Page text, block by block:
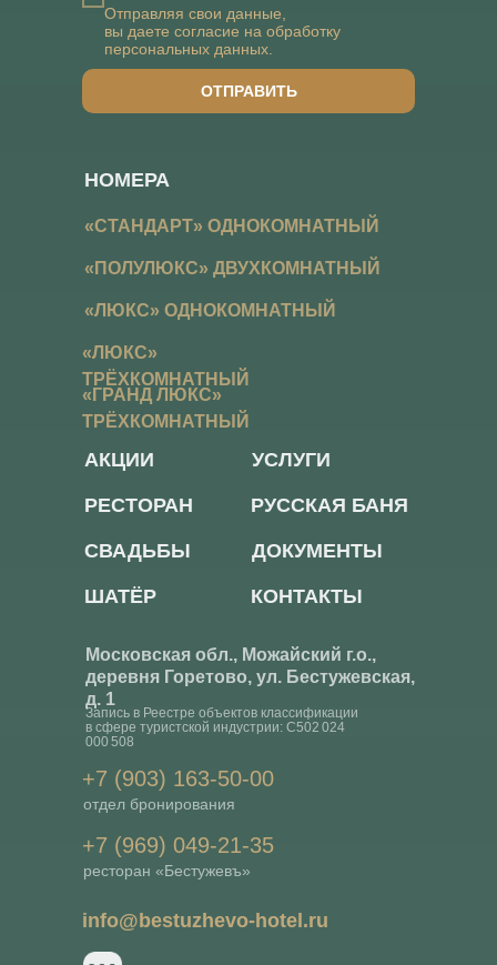
НОМЕРА
АКЦИИ УСЛУГИ
РЕСТОРАН РУССКАЯ БАНЯ
СВАДЬБЫ
ШАТЁР
ДОКУМЕНТЫ
КОНТАКТЫ
Московская обл., Можайский г.о.,
деревня Горетово, ул. Бестужевская,
д. 1
+7 (903) 163-50-00
+7 (969) 049-21-35
info@bestuzhevo-hotel.ru
«СТАНДАРТ» ОДНОКОМНАТНЫЙ
«ПОЛУЛЮКС» ДВУХКОМНАТНЫЙ
«ЛЮКС» ОДНОКОМНАТНЫЙ
«ЛЮКС»
ТРЁХКОМНАТНЫЙ
«ГРАНД ЛЮКС»
ТРЁХКОМНАТНЫЙ
Отправляя свои данные,
вы даете согласие на обработку
персональных данных
ОТПРАВИТЬ
отдел бронирования
Запись в Реестре объектов классификации
в сфере туристской индустрии: С502 024
000 508
ресторан «Бестужевъ»